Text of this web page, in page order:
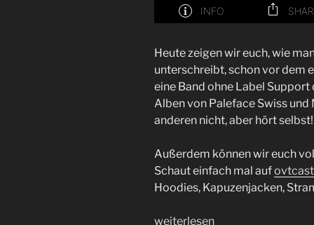
Heute zeigen wir euch, wie
unterschreibt, schon vor dem
eine Band ohne Label
Alben von Paleface Swiss
anderen nicht, aber hört selbst!
Außerdem können wir euch
Schaut einfach mal auf
Hoodies, Kapuzenjacken,
„Die
weiterlesen